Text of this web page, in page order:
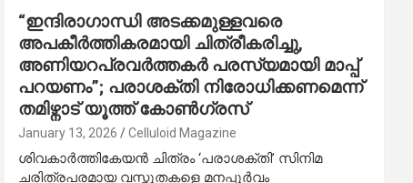
“ഇന്ദിരാഗാന്ധി അടക്കമുള്ളവരെ
അപകീർത്തികരമായി ചിത്രീകരിച്ചു,
അണിയറപ്രവർത്തകർ പരസ്യമായി മാപ്പ്
പറയണം”; പരാശക്തി നിരോധിക്കണമെന്ന്
തമിഴ്നാട് യൂത്ത് കോൺഗ്രസ്
January 13, 2026 Celluloid Magazine
ശിവകാർത്തികേയൻ ചിത്രം ‘പരാശക്തി’ സിനിമ
ചരിത്രപരമായ വസ്തുതകളെ മനപ്പൂർവം